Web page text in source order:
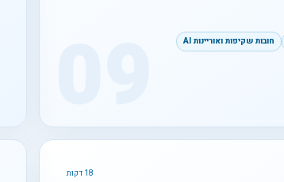
חובות שקיפות ואוריינות AI
18 דקות